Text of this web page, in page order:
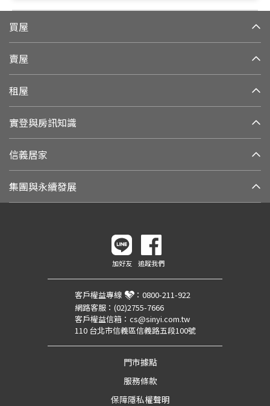
買屋
賣屋
租屋
實登與房訊知識
信義居家
集團與永續發展
加好友 追蹤我們
客戶權益專線 ： 0800-211-922
網路客服： (02)2755-7666
客戶權益信箱： cs@sinyi.com.tw
110 台北市信義區信義路五段100號
門市據點
服務條款
保障隱私權聲明